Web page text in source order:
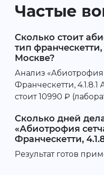
Частые
Сколько стоит
тип франческетти,
Москве?
Анализ «Абиотрофия
Франческетти, 4.1.8.1
стоит 10990 ₽
Сколько дней
«Абиотрофия
Франческетти,
Результат готов